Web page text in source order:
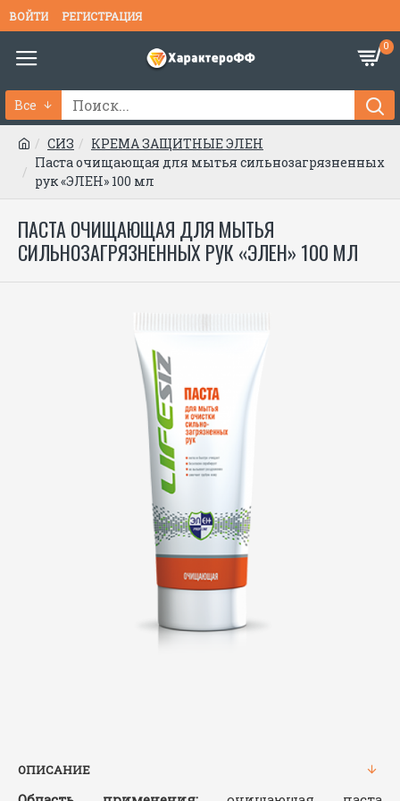
ВОЙТИ РЕГИСТРАЦИЯ
0
Все
СИЗ
КРЕМА ЗАЩИТНЫЕ ЭЛЕН
Паста очищающая для мытья сильнозагрязненных
рук «ЭЛЕН» 100 мл
ПАСТА ОЧИЩАЮЩАЯ ДЛЯ МЫТЬЯ
СИЛЬНОЗАГРЯЗНЕННЫХ РУК «ЭЛЕН» 100 МЛ
ОПИСАНИЕ